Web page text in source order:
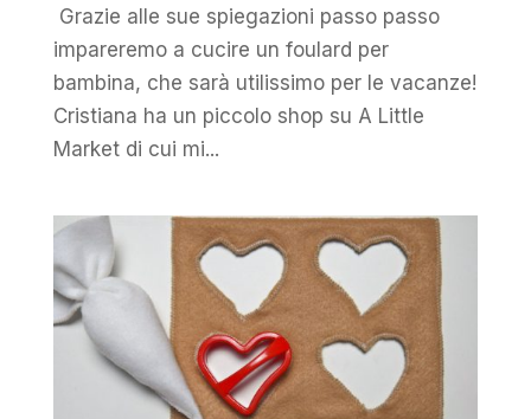
Grazie alle sue spiegazioni passo passo
impareremo a cucire un foulard per
bambina, che sarà utilissimo per le vacanze!
Cristiana ha un piccolo shop su A Little
Market di cui mi...